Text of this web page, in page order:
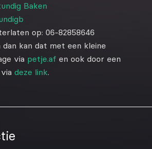
Baken
op: 06-82858646
kan dat met een kleine
via petje.af en ook door een
deze link.